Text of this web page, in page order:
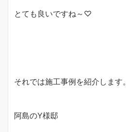
とても良いですね～♡
それでは施工事例を紹介します。
阿島のY様邸